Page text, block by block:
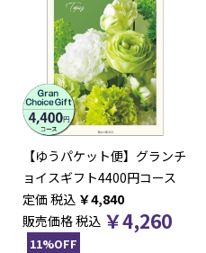
【ゆうパケット便】グランチ
ョイスギフト4400円コース
税込 ￥4,840
販売価格税込 ￥4,260
11%OFF